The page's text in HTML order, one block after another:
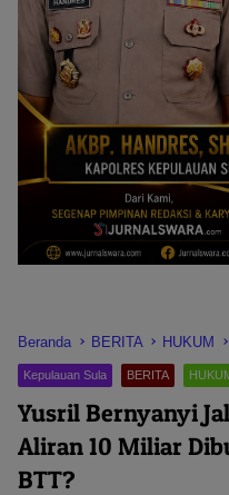
Beranda BERITA HUKUM
Kepulauan Sula BERITA
Yusril Bernyanyi
Aliran 10 Miliar
BTT?